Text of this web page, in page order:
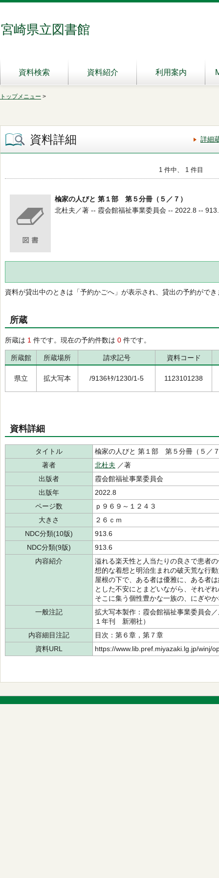
宮崎県立図書館
資料検索 資料紹介 利用案内
トップメニュー >
資料詳細 詳細
1 件中、 1 件目
楡家の人びと 第１部 第５分冊（５／７）
北杜夫／著 -- 霞会館福祉事業委員会 -- 2022.8 --
資料が貸出中のときは「予約かごへ」が表示され、貸出の予約ができ
所蔵
所蔵は 1 件です。現在の予約件数は 0 件です。
所蔵館 所蔵場所 請求記号 資料コード
県立 拡大写本 /9136ｷﾀ/1230/1-5 1123101238
資料詳細
タイトル
楡家の人びと 第１部 第５分冊（５／
著者
北杜夫 ／著
出版者
霞会館福祉事業委員会
出版年
2022.8
ページ数
ｐ９６９～１２４３
大きさ
２６ｃｍ
NDC分類(10版)
913.6
NDC分類(9版)
913.6
内容紹介
溢れる楽天性と人当たりの良さで患者
想的な着想と明治生まれの破天荒な行
屋根の下で、ある者は優雅に、ある者
とした不安にとまどいながら、それぞ
そこに集う個性豊かな一族の、にぎや
一般注記
拡大写本製作：霞会館福祉事業委員会
１年刊 新潮社）
内容細目注記
目次：第６章，第７章
資料URL
https://www.lib.pref.miyazaki.lg.jp/winj/